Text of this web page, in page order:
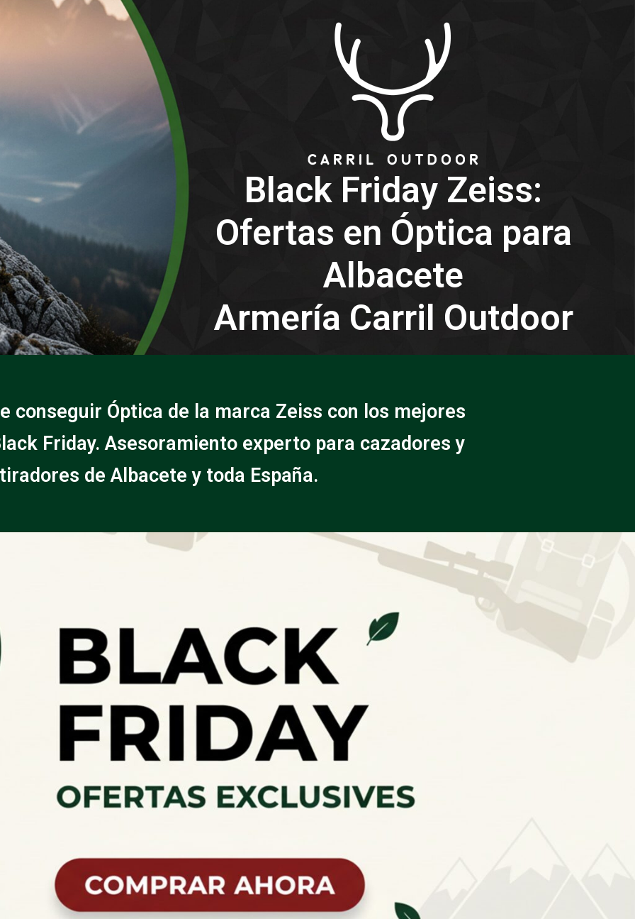
Black Friday Zeiss:
Ofertas en Óptica para
Albacete
Armería Carril Outdoor
conseguir Óptica de la marca Zeiss con los mejores
Friday. Asesoramiento experto para cazadores y
tiradores de Albacete y toda España.